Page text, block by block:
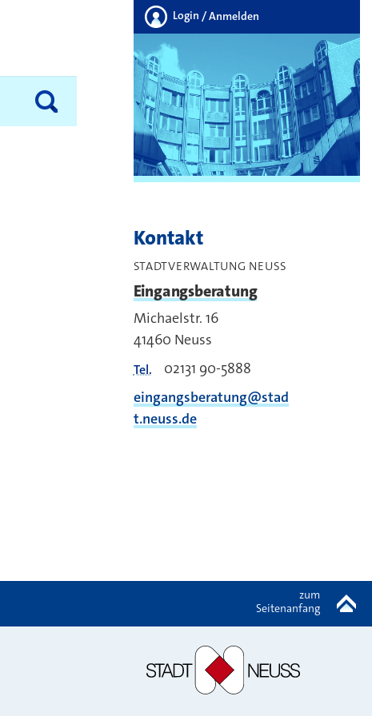
Login / Anmelden
Kontakt
STADTVERWALTUNG NEUSS
Eingangsberatung
Michaelstr. 16
41460 Neuss
Tel.
02131 90-5888
eingangsberatung@stad
t.neuss.de
zum
Seitenanfang